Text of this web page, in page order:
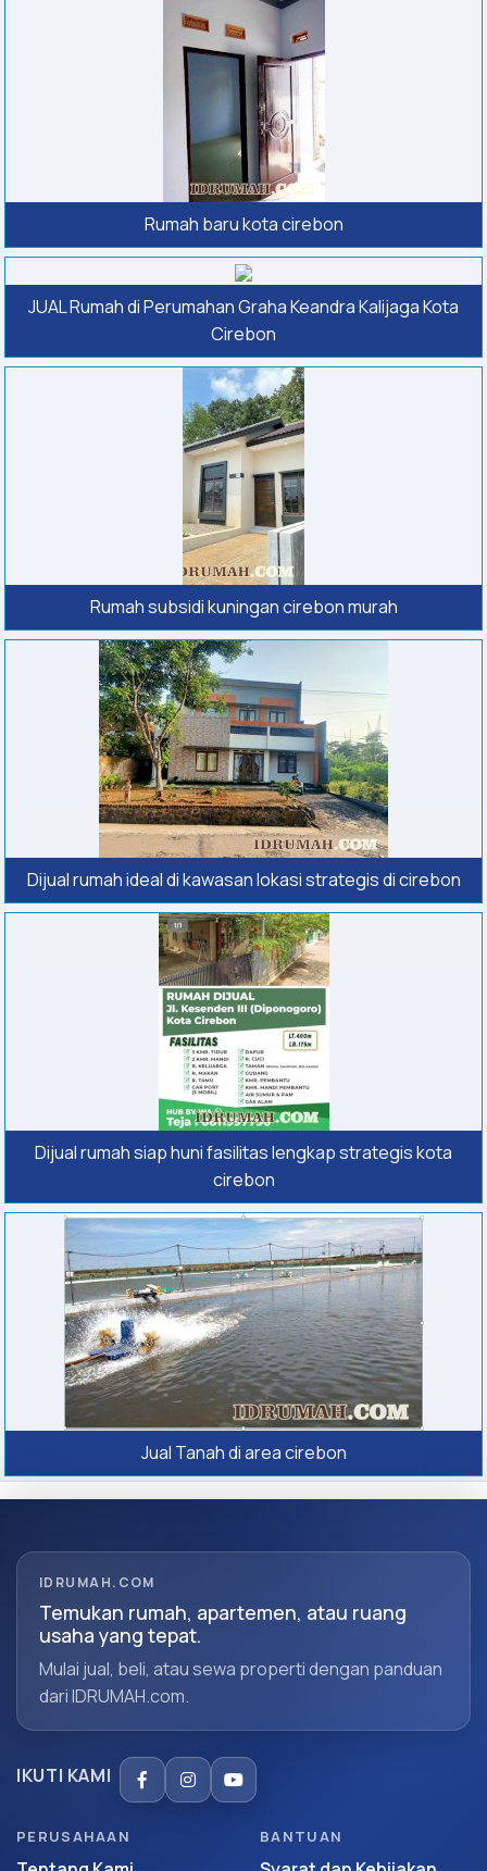
Rumah baru kota cirebon
JUAL Rumah di Perumahan Graha Keandra Kalijaga Kota
Cirebon
Rumah subsidi kuningan cirebon murah
Dijual rumah ideal di kawasan lokasi strategis di cirebon
Dijual rumah siap huni fasilitas lengkap strategis kota
cirebon
Jual Tanah di area cirebon
IDRUMAH.COM
Temukan rumah, apartemen, atau ruang
usaha yang tepat.
Mulai jual, beli, atau sewa properti dengan panduan
dari IDRUMAH.com.
IKUTI KAMI
PERUSAHAAN BANTUAN